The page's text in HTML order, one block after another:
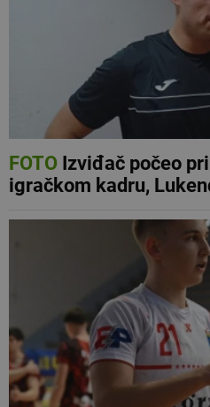
FOTOIzviđač počeo
igračkom kadru,